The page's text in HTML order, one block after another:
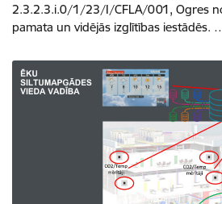
2.3.2.3.i.0/1/23/I/CFLA/001, Ogres
pamata un vidējās izglītības iestādēs.